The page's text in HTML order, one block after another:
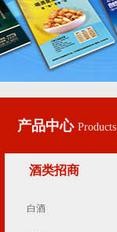
产品中心 Products
酒类招商
白酒